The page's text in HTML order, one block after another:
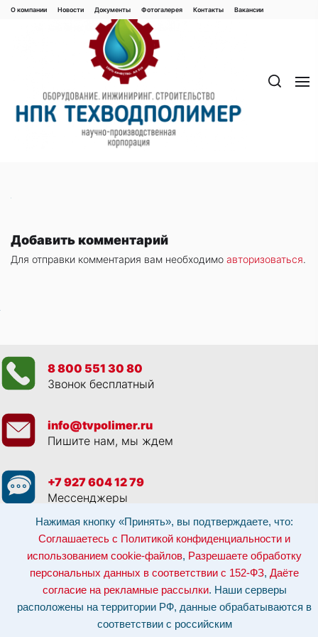
Нажимая кнопку «Принять», вы подтверждаете, что:
Соглашаетесь с Политикой конфиденциальности и
использованием cookie-файлов, Разрешаете обработку
персональных данных в соответствии с 152-ФЗ, Даёте
согласие на рекламные рассылки. Наши серверы
расположены на территории РФ, данные обрабатываются в
соответствии с российским
Перейти
Добавить комментарий
Для отправки комментария вам необходимо авторизоваться.
О компании Новости Документы Фотогалерея Контaкты Вакaнсии
8 800 551 30 80
Звонок бесплатный
info@tvpolimer.ru
Пишите нам, мы ждем
+7 927 604 12 79
Мессенджеры
Просматривая данный веб сайт, и обращаясь к нам, вы:Соглашаетесь с
Политикой конфиденциальности и использованием cookie-файлов ,
Разрешаете обработку персональных данных в соответствии с 152-ФЗ,
Отозвать согласие на обработку персональных данных: по эл-почте:
info@tvpolimer.ru| по телефону8 800 551 30 80
Наши серверы расположены на территории РФ, данные обрабатываются в
соответствии с российским законодательством.Информация о сервере и